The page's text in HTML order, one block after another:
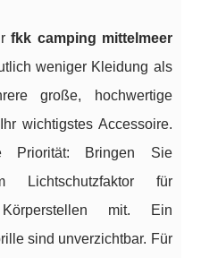
fkk camping mittelmeer
weniger Kleidung als
große, hochwertige
wichtigstes Accessoire.
Priorität: Bringen Sie
Lichtschutzfaktor für
mit. Ein
sind unverzichtbar. Für